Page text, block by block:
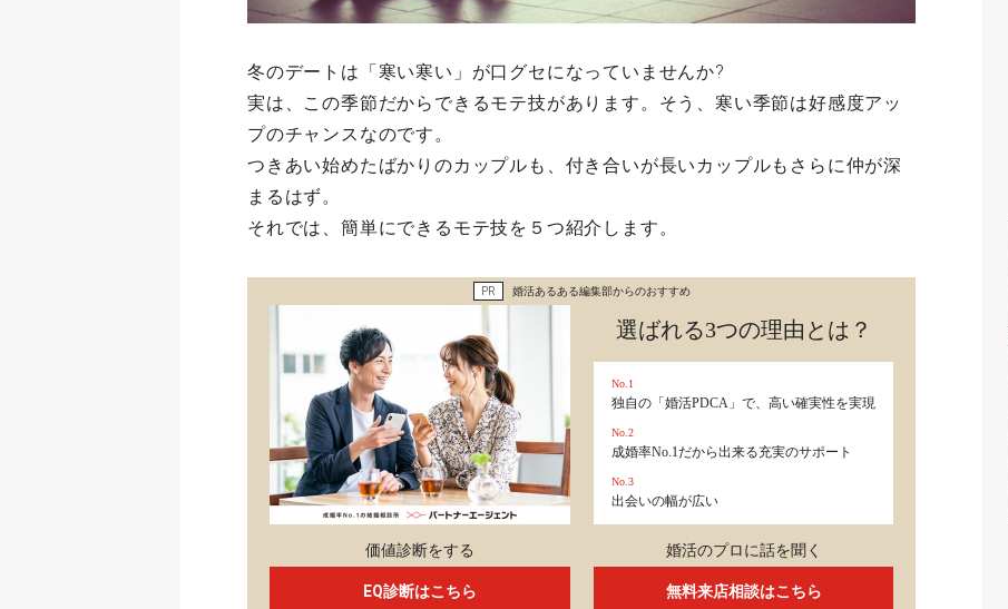
冬のデートは「寒い寒い」が口グセになっていませんか?
実は、この季節だからできるモテ技があります。そう、寒い季節は好感度アッ
プのチャンスなのです。
つきあい始めたばかりのカップルも、付き合いが長いカップルもさらに仲が深
まるはず。
それでは、簡単にできるモテ技を５つ紹介します。
PR 婚活あるある編集部からのおすすめ
価値診断をする
EQ診断はこちら
選ばれる3つの理由とは？
No.1
独自の「婚活PDCA」で、高い確実性を実現
No.2
成婚率No.1だから出来る充実のサポート
No.3
出会いの幅が広い
婚活のプロに話を聞く
無料来店相談はこちら